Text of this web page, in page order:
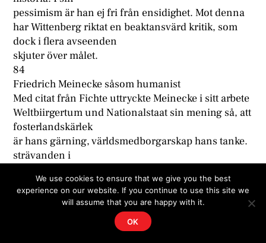
pessimism är han ej fri från ensidighet. Mot denna
har Wittenberg riktat en beaktansvärd kritik, som
dock i flera avseenden
skjuter över målet.
84
Friedrich Meinecke såsom humanist
Med citat från Fichte uttryckte Meinecke i sitt arbete
Weltbiirgertum und Nationalstaat sin mening så, att
fosterlandskärlek
är hans gärning, världsmedborgarskap hans tanke.
strävanden i
kunnat räkna
på Meineckes stöd. Pessimistiskt tillstår han i sina
att hans vetenskap numera bjuder föga tröst och
We use cookies to ensure that we give you the best
experience on our website. If you continue to use this site we
will assume that you are happy with it.
OK